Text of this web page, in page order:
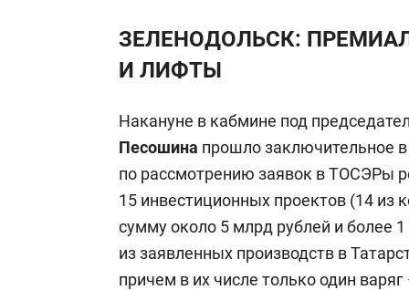
ЗЕЛЕНОДОЛЬСК:
И ЛИФТЫ
Накануне в кабмине под
Песошина прошло заключительное
по рассмотрению заявок в ТОСЭРы
15 инвестиционных проектов (14
сумму около 5 млрд рублей и более
из заявленных производств в
причем в их числе только один